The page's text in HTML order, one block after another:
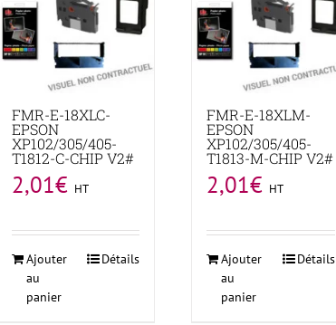
FMR-E-18XLC-
EPSON
XP102/305/405-
T1812-C-CHIP V2#
2,01€ HT
Ajouter
au
panier
Détails
FMR-E-18XLM-
EPSON
XP102/305/405-
T1813-M-CHIP V2#
2,01€ HT
Ajouter
au
panier
Détails